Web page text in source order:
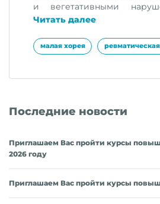
и вегетативными
Читать далее«Современные
о
патогенезе,
малой
малая хорея
Последние новости
Приглашаем Вас пройти курсы
2026 году
Приглашаем Вас пройти курсы